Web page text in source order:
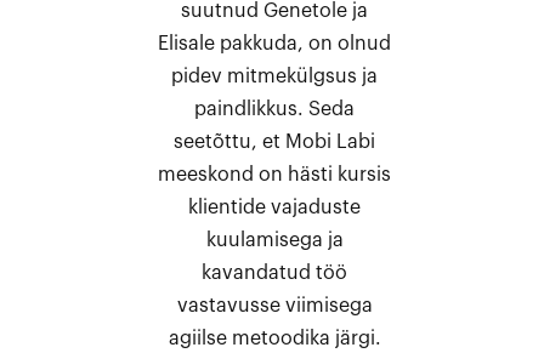
suutnud Genetole ja
Elisale pakkuda, on olnud
pidev mitmekülgsus ja
paindlikkus. Seda
seetõttu, et Mobi Labi
meeskond on hästi kursis
klientide vajaduste
kuulamisega ja
kavandatud töö
vastavusse viimisega
agiilse metoodika järgi.